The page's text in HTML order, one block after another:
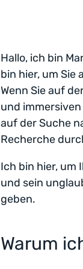
Hallo, ich bin
bin hier, um Sie
Wenn Sie auf
und
auf der Suche
Recherche
Ich bin hier, um
und sein
geben.
Warum